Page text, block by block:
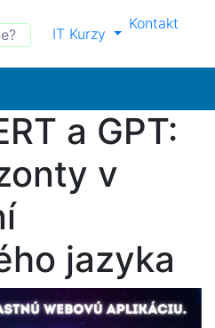
IT Kurzy
Kontakt
a GPT:
v
jazyka